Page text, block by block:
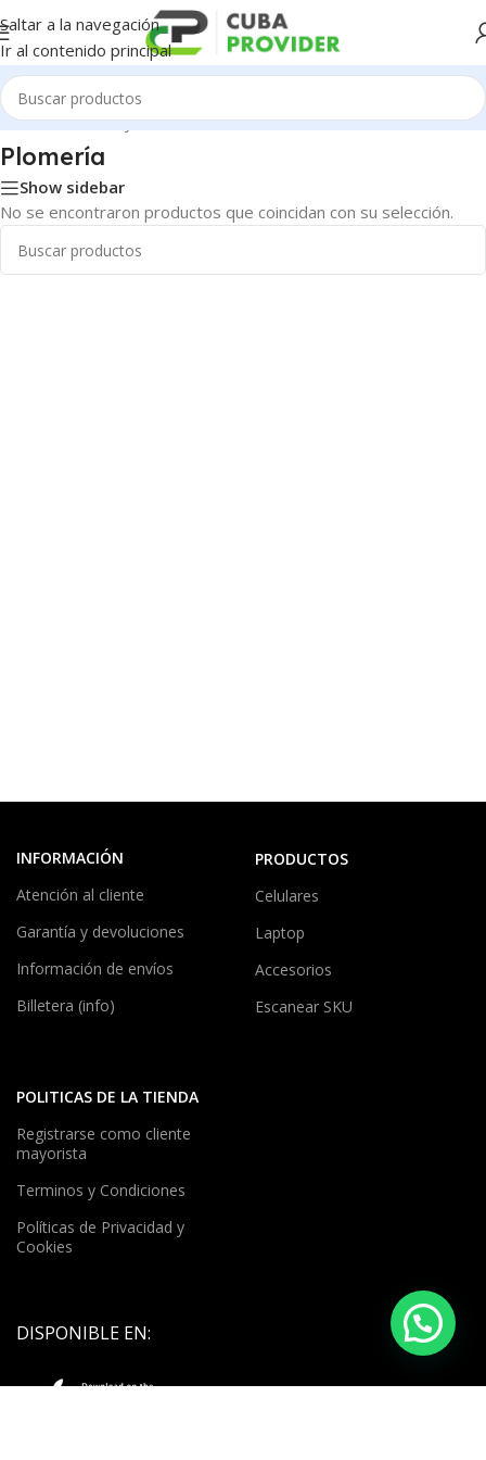
Saltar a la navegación
Ir al contenido principal
Inicio/Ferretería y Herramientas/Plomería
Plomería
Show sidebar
No se encontraron productos que coincidan con su selección.
INFORMACIÓN
Atención al cliente
Garantía y devoluciones
Información de envíos
Billetera (info)
PRODUCTOS
Celulares
Laptop
Accesorios
Escanear SKU
POLITICAS DE LA TIENDA
Registrarse como cliente
mayorista
Terminos y Condiciones
Políticas de Privacidad y
Cookies
DISPONIBLE EN: